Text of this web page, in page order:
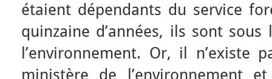
étaient dépendants du service
quinzaine d’années, ils sont
l’environnement. Or, il n’existe
ministère de l’environnement